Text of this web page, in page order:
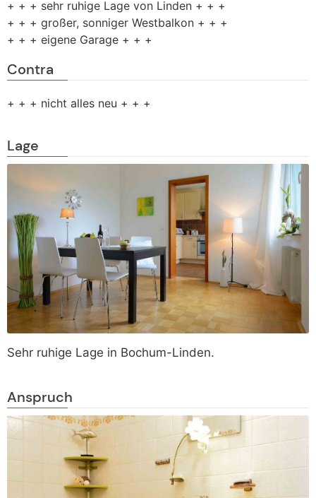
+ + + sehr ruhige Lage von Linden + + +
+ + + großer, sonniger Westbalkon + + +
+ + + eigene Garage + + +
Contra
+ + + nicht alles neu + + +
Lage
Sehr ruhige Lage in Bochum-Linden.
Anspruch